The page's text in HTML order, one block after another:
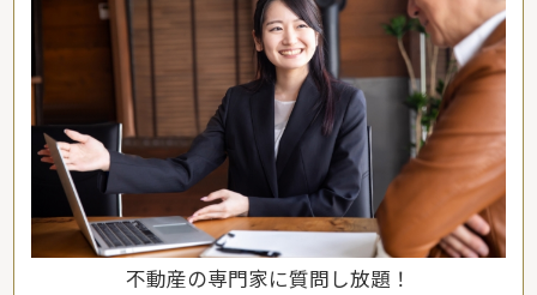
不動産の専門家に質問し放題！